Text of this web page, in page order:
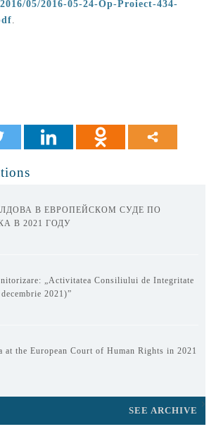
05/2016-05-24-Op-Proiect-434-
В ЕВРОПЕЙСКОМ СУДЕ ПО
В 2021 ГОДУ
„Activitatea Consiliului de Integritate
2021)”
the European Court of Human Rights in 2021
SEE ARCHIVE